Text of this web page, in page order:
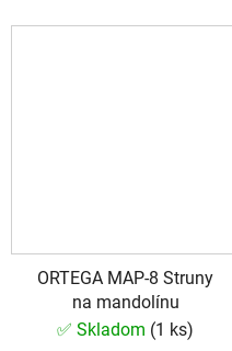
ORTEGA MAP-8 Struny
na mandolínu
✅ Skladom (1 ks)